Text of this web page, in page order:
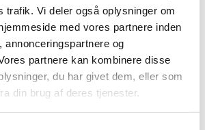
trafik. Vi deler også oplysninger om
med vores partnere inden
annonceringspartnere og
partnere kan kombinere disse
du har givet dem, eller som
din brug af deres tjenester.
afholdt i